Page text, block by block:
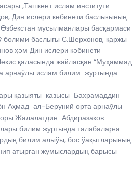
,Ташкент ислам институти
Дин ислери кәбинети баслығының
мусылманлары басқармаси
бөлими баслығы С.Шерхонов, қаржы
ҳәм Дин ислери кәбинети
қаласында жайласқан “Муҳаммад
арнаўлы ислам билим журтында
қазыяты казысы Бахрамаддин
Аҳмад ал-Беруний орта арнаўлы
Жалалатдин Абдиразаков
билим журтында талабаларға
билим алыўы, бос ўақытларының
атырған жумыслардың барысы